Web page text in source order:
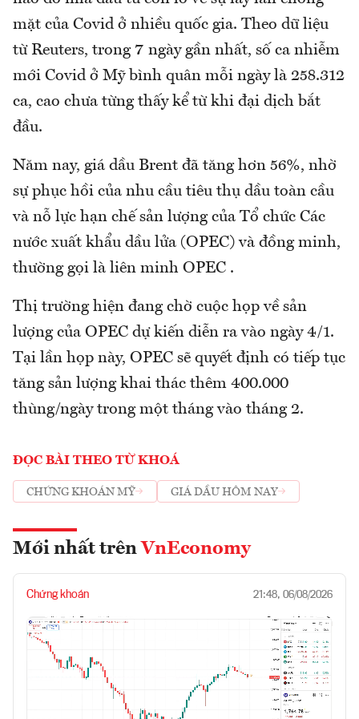
mặt của Covid ở nhiều quốc gia. Theo dữ liệu
từ Reuters, trong 7 ngày gần nhất, số ca nhiễm
mới Covid ở Mỹ bình quân mỗi ngày là 258.312
ca, cao chưa từng thấy kể từ khi đại dịch bắt
đầu.
Năm nay, giá dầu Brent đã tăng hơn 56%, nhờ
sự phục hồi của nhu cầu tiêu thụ dầu toàn cầu
và nỗ lực hạn chế sản lượng của Tổ chức Các
nước xuất khẩu dầu lửa (OPEC) và đồng minh,
thường gọi là liên minh OPEC .
Thị trường hiện đang chờ cuộc họp về sản
lượng của OPEC dự kiến diễn ra vào ngày 4/1.
Tại lần họp này, OPEC sẽ quyết định có tiếp tục
tăng sản lượng khai thác thêm 400.000
thùng/ngày trong một tháng vào tháng 2.
ĐỌC BÀI THEO TỪ KHOÁ
CHỨNG KHOÁN MỸ GIÁ DẦU HÔM NAY
Mới nhất trên VnEconomy
Chứng khoán 21:48, 06/08/2026